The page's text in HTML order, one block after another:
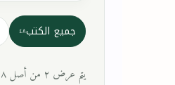
جميع الكتب٤٨
يتم عرض ٢ من أصل ٤٨ كتابا